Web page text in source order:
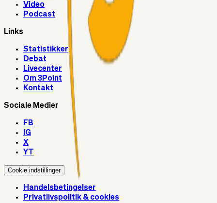
Video
Podcast
Links
Statistikker
Debat
Livecenter
Om 3Point
Kontakt
Sociale Medier
FB
IG
X
YT
Cookie indstillinger
Handelsbetingelser
Privatlivspolitik & cookies